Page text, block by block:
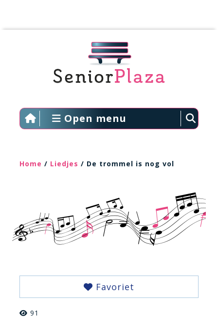
Open menu
Home / Liedjes / De trommel is nog vol
Favoriet
91